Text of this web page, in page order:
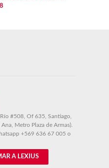
#508, Of 635, Santiago,
Metro Plaza de Armas).
+569 636 67 005 o
A LEXIUS